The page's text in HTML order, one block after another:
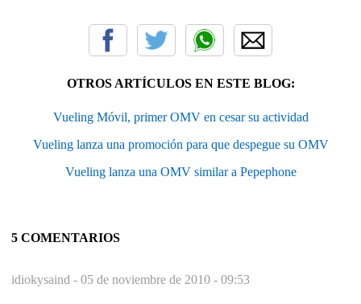
OTROS ARTÍCULOS EN ESTE BLOG:
Vueling Móvil, primer OMV en cesar su actividad
Vueling lanza una promoción para que despegue su OMV
Vueling lanza una OMV similar a Pepephone
5 COMENTARIOS
idiokysaind - 05 de noviembre de 2010 - 09:53